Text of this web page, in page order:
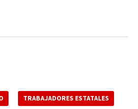
TRABAJADORES ESTATALES